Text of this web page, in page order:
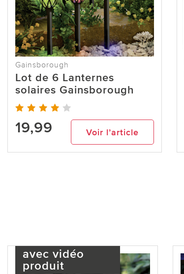
Gainsborough
Lot de 6 Lanternes
solaires Gainsborough
19,99 Voir l’article
avec vidéo
produit